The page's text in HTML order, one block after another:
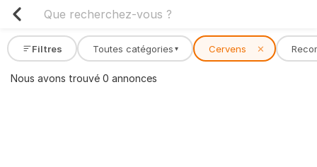
Filtres Toutes catégories ▾ Cervens ✕
Nous avons trouvé 0 annonces